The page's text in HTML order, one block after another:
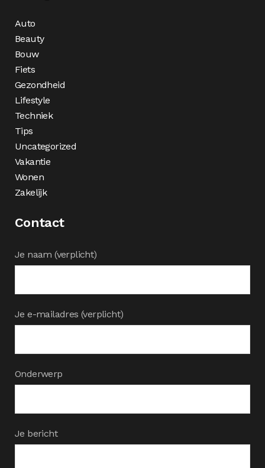
Auto
Beauty
Bouw
Fiets
Gezondheid
Lifestyle
Techniek
Tips
Uncategorized
Vakantie
Wonen
Zakelijk
Contact
Je naam (verplicht)
Je e-mailadres (verplicht)
Onderwerp
Je bericht